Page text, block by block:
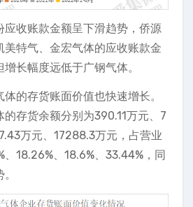
应收账款金额呈下滑趋势，侨源
美特气、金宏气体的应收账款金
长幅度远低于广钢气体。
的存货账面价值也快速增长。
存货余额分别为390.11万元、7
万元、17288.3万元，占营业
、18.26%、18.6%、33.44%，同